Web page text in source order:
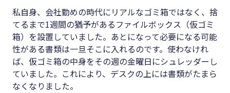
私自身、会社勤めの時代にリアルなゴミ箱ではなく、捨
てるまで1週間の猶予があるファイルボックス（仮ゴミ
箱）を設置していました。あとになって必要になる可能
性がある書類は一旦そこに入れるのです。使わなけれ
ば、仮ゴミ箱の中身をその週の金曜日にシュレッダーし
ていました。これにより、デスクの上には書類がたまら
なくなりました。